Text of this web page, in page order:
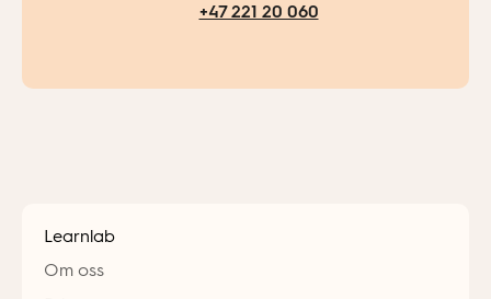
+47 221 20 060
Learnlab
Om oss